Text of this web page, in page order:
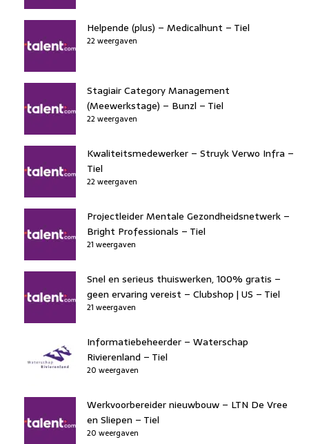
Helpende (plus) – Medicalhunt – Tiel
22 weergaven
Stagiair Category Management
(Meewerkstage) – Bunzl – Tiel
22 weergaven
Kwaliteitsmedewerker – Struyk Verwo Infra –
Tiel
22 weergaven
Projectleider Mentale Gezondheidsnetwerk –
Bright Professionals – Tiel
21 weergaven
Snel en serieus thuiswerken, 100% gratis –
geen ervaring vereist – Clubshop | US – Tiel
21 weergaven
Informatiebeheerder – Waterschap
Rivierenland – Tiel
20 weergaven
Werkvoorbereider nieuwbouw – LTN De Vree
en Sliepen – Tiel
20 weergaven